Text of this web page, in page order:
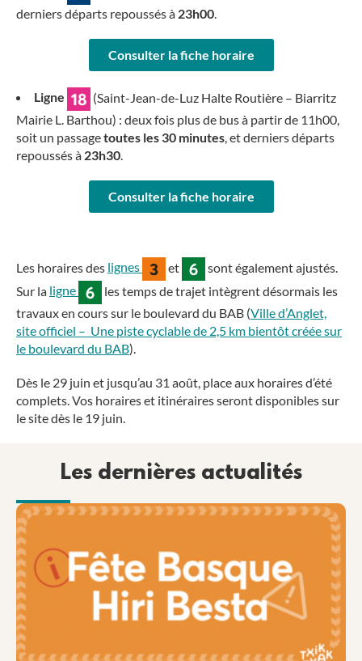
derniers départs repoussés à 23h00
Consulter la fiche horaire
Ligne
(Saint-Jean-de-Luz Halte Routière – Biarritz
Mairie L. Barthou) : deux fois plus de bus à partir de 11h00,
soit un passagetoutes les 30 minutes , et derniers départs
repoussés à 23h30
Consulter la fiche horaire
Les horaires des lignes et
sont également ajustés.
Sur la ligne
les temps de trajet intègrent désormais les
travaux en cours sur le boulevard du BAB (Ville d’Anglet,
site officiel – Une piste cyclable de 2,5 km bientôt créée sur
le boulevard du BAB).
Dès le 29 juin et jusqu’au 31 août, place aux horaires d’été
complets. Vos horaires et itinéraires seront disponibles sur
le site dès le 19 juin.
Les dernières actualités